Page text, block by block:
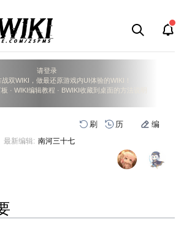
请登录
战双WIKI，做最还原游戏内UI体验的WIKI！
板 · WIKI编辑教程 · BWIKI收藏到桌面的方法说明
刷 历 编
最新编辑: 南河三十七